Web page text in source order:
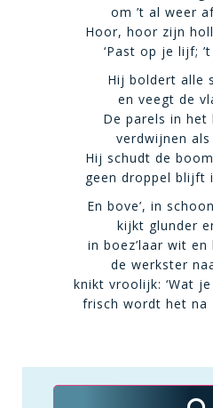
om ’t al weer
Hoor, hoor zijn
‘Past op je lijf;
Hij boldert alle
en veegt de
De parels in
verdwijnen
Hij schudt de
geen droppel blijft
En bove’, in
kijkt glunder
in boez’laar wit
de werkster
knikt vroolijk: ‘Wat
frisch wordt het na